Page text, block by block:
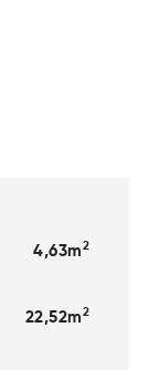
4,63m2
22,52m2